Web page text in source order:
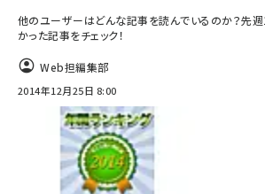
他のユーザーはどんな記事を読んでいるのか？先
かった記事をチェック！
Web担編集部
2014年12月25日 8:00